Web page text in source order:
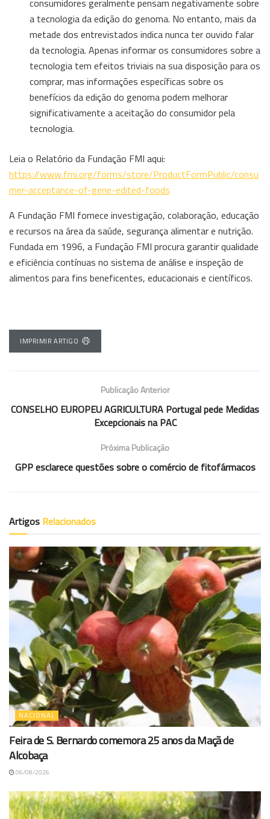
a tecnologia da edição do genoma. No entanto, mais da
metade dos entrevistados indica nunca ter ouvido falar
da tecnologia. Apenas informar os consumidores sobre a
tecnologia tem efeitos triviais na sua disposição para os
comprar, mas informações específicas sobre os
benefícios da edição do genoma podem melhorar
significativamente a aceitação do consumidor pela
tecnologia.
Leia o Relatório da Fundação FMI aqui:
https://www.fmi.org/forms/store/ProductFormPublic/consu
mer-acceptance-of-gene-edited-foods
A Fundação FMI fornece investigação, colaboração, educação
e recursos na área da saúde, segurança alimentar e nutrição.
Fundada em 1996, a Fundação FMI procura garantir qualidade
e eficiência contínuas no sistema de análise e inspeção de
alimentos para fins beneficentes, educacionais e científicos.
IMPRIMIR ARTIGO
Publicação Anterior
CONSELHO EUROPEU AGRICULTURA Portugal pede Medidas
Excepcionais na PAC
Próxima Publicação
GPP esclarece questões sobre o comércio de fitofármacos
Artigos Relacionados
NACIONAL
Feira de S. Bernardo comemora 25 anos da Maçã de
Alcobaça
06/08/2026